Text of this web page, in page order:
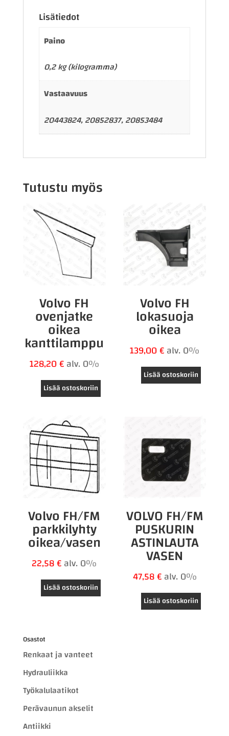
Lisätiedot
Paino
0,2 kg (kilogramma)
Vastaavuus
20443824, 20852837, 20853484
Tutustu myös
Volvo FH
ovenjatke
oikea
kanttilamppu
128,20€alv. 0%
Lisää ostoskoriin
Volvo FH
lokasuoja
oikea
139,00€alv. 0%
Lisää ostoskoriin
Volvo FH/FM
parkkilyhty
oikea/vasen
22,58€alv. 0%
Lisää ostoskoriin
VOLVO FH/FM
PUSKURIN
ASTINLAUTA
VASEN
47,58€alv. 0%
Lisää ostoskoriin
Osastot
Renkaat ja vanteet
Hydrauliikka
Työkalulaatikot
Perävaunun akselit
Antiikki